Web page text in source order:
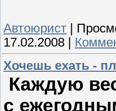
Автоюрист
17.02.2008
Хочешь ехать -
Каждую
с